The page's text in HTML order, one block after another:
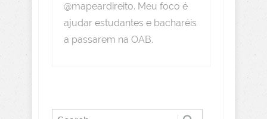
@mapeardireito. Meu foco é
ajudar estudantes e bacharéis
a passarem na OAB.